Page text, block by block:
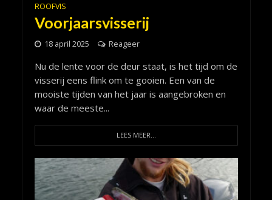
ROOFVIS
Voorjaarsvisserij
18 april 2025 Reageer
Nu de lente voor de deur staat, is het tijd om de
visserij eens flink om te gooien. Een van de
mooiste tijden van het jaar is aangebroken en
waar de meeste...
LEES MEER...